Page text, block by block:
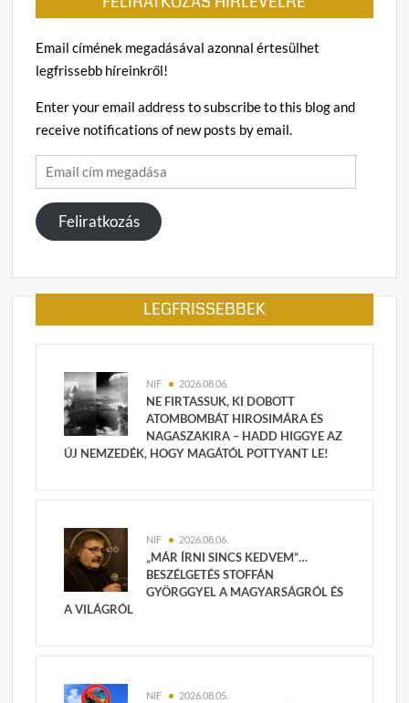
Email címének megadásával azonnal értesülhet
legfrissebb híreinkről!
Enter your email address to subscribe to this blog and
receive notifications of new posts by email.
Email
cím
megadása
Feliratkozás
LEGFRISSEBBEK
NIF 2026.08.06.
NE FIRTASSUK, KI DOBOTT
ATOMBOMBÁT HIROSIMÁRA ÉS
NAGASZAKIRA – HADD HIGGYE AZ
ÚJ NEMZEDÉK, HOGY MAGÁTÓL POTTYANT LE!
NIF 2026.08.06.
„MÁR ÍRNI SINCS KEDVEM”…
BESZÉLGETÉS STOFFÁN
GYÖRGGYEL A MAGYARSÁGRÓL ÉS
A VILÁGRÓL
NIF 2026.08.05.